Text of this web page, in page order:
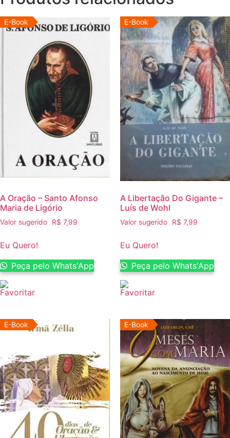
E-Book
A Oração – Santo Afonso
Maria de Ligório
Valor sugerido R$ 7,99
Eu Quero!
Peça pelo Whats'App
E-Book
A Libertação Do Gigante –
Luís de Wohl
Valor sugerido R$ 7,99
Eu Quero!
Peça pelo Whats'App
E-Book E-Book